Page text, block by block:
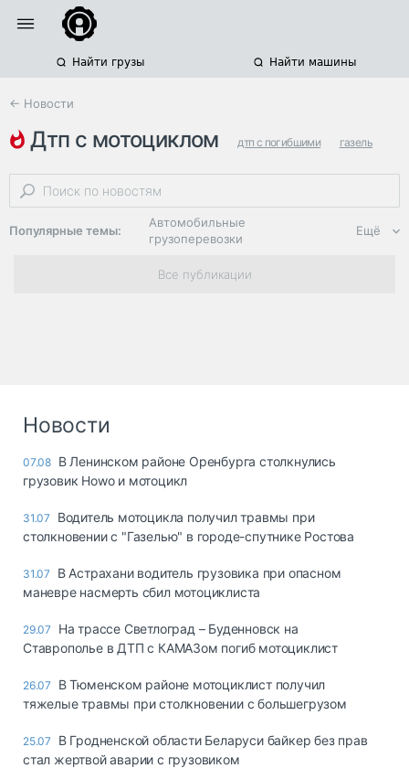
Найти грузы Найти машины
← Новости
дтп с мотоциклом дтп с погибшими газель
архангельская область
Популярные темы:
Автомобильные
грузоперевозки
Региональная
логистика
опасные грузы
страхование
Склады и
грузовые
Коммерческий
транспорт
Спецтехника
запчасти, шины
Топливо, масла и
Ещё
Все публикации
Новости
07.08 В Ленинском районе Оренбурга столкнулись
грузовик Howo и мотоцикл
31.07
Водитель мотоцикла получил травмы при
столкновении с "Газелью" в городе-спутнике Ростова
31.07
В Астрахани водитель грузовика при опасном
маневре насмерть сбил мотоциклиста
29.07
На трассе Светлоград – Буденновск на
Ставрополье в ДТП с КАМАЗом погиб мотоциклист
26.07
В Тюменском районе мотоциклист получил
тяжелые травмы при столкновении с большегрузом
25.07
В Гродненской области Беларуси байкер без прав
стал жертвой аварии с грузовиком